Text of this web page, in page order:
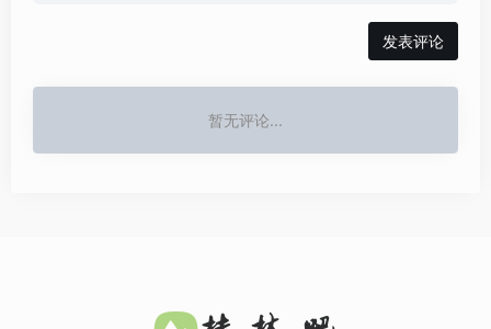
发表评论
暂无评论...